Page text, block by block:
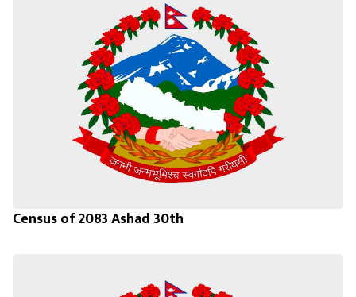
Census of 2083 Ashad 30th